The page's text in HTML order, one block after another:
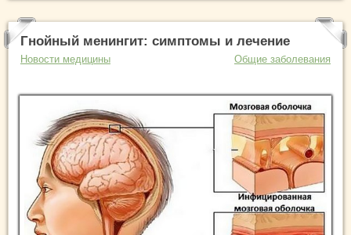
Гнойный менингит: симптомы и лечение
Новости медицины Общие заболевания